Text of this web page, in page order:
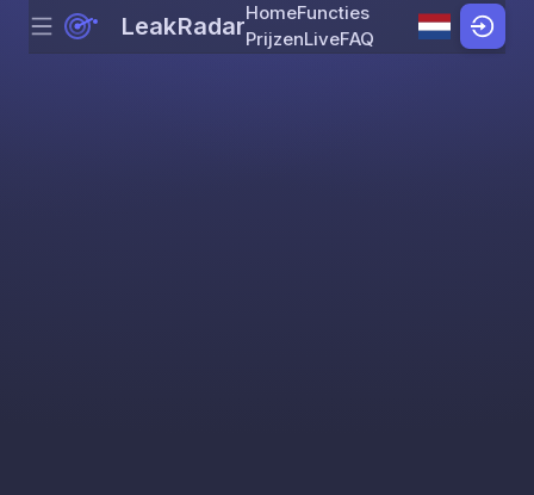
Skip to content
Menu LeakRadarHomeFuncties
PrijzenLiveFAQ